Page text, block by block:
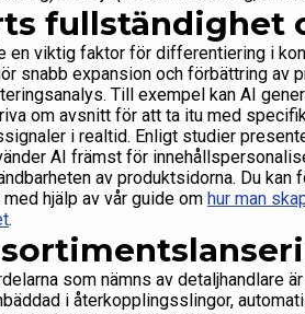
fullständighet
en viktig faktor för differentiering i
snabb expansion och förbättring av
Till exempel kan AI
om avsnitt för att ta itu med
i realtid. Enligt studier
AI främst för
av produktsidorna. Du
hjälp av vår guide om hur man
.
som nämns av detaljhandlare
i återkopplingsslingor,